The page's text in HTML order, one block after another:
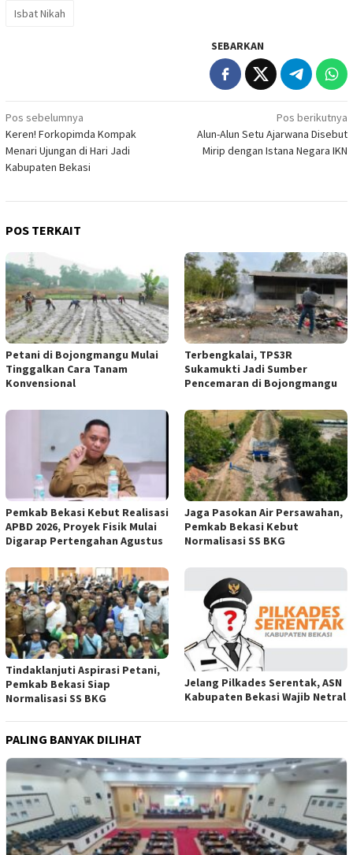
Isbat Nikah
SEBARKAN
Navigasi
pos
Pos sebelumnya
Keren! Forkopimda Kompak
Menari Ujungan di Hari Jadi
Kabupaten Bekasi
Pos berikutnya
Alun-Alun Setu Ajarwana Disebut
Mirip dengan Istana Negara IKN
POS TERKAIT
Petani di Bojongmangu Mulai
Tinggalkan Cara Tanam
Konvensional
Terbengkalai, TPS3R
Sukamukti Jadi Sumber
Pencemaran di Bojongmangu
Pemkab Bekasi Kebut Realisasi
APBD 2026, Proyek Fisik Mulai
Digarap Pertengahan Agustus
Jaga Pasokan Air Persawahan,
Pemkab Bekasi Kebut
Normalisasi SS BKG
Tindaklanjuti Aspirasi Petani,
Pemkab Bekasi Siap
Normalisasi SS BKG
Jelang Pilkades Serentak, ASN
Kabupaten Bekasi Wajib Netral
PALING BANYAK DILIHAT